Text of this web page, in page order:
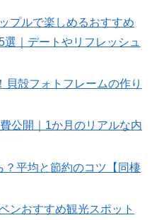
プルで楽しめるおすすめ
｜デートやリフレッシュ
貝殻フォトフレームの作り
公開｜1か月のリアルな内
？平均と節約のコツ【同棲
ンおすすめ観光スポット